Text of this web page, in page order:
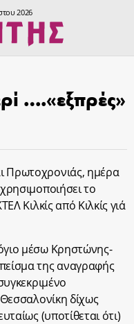
2026
….«εξπρές»
Πρωτοχρονιάς, ημέρα
το
Κιλκίς από Κιλκίς γιά
μέσω Κρηστώνης-
της αναγραφής
δίχως
(υποτίθεται ότι)